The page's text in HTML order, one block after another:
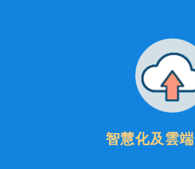
智慧化及雲